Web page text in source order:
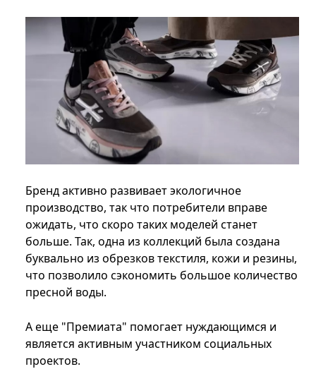
Бренд активно развивает экологичное
производство, так что потребители вправе
ожидать, что скоро таких моделей станет
больше. Так, одна из коллекций была создана
буквально из обрезков текстиля, кожи и резины,
что позволило сэкономить большое количество
пресной воды.
А еще "Премиата" помогает нуждающимся и
является активным участником социальных
проектов.